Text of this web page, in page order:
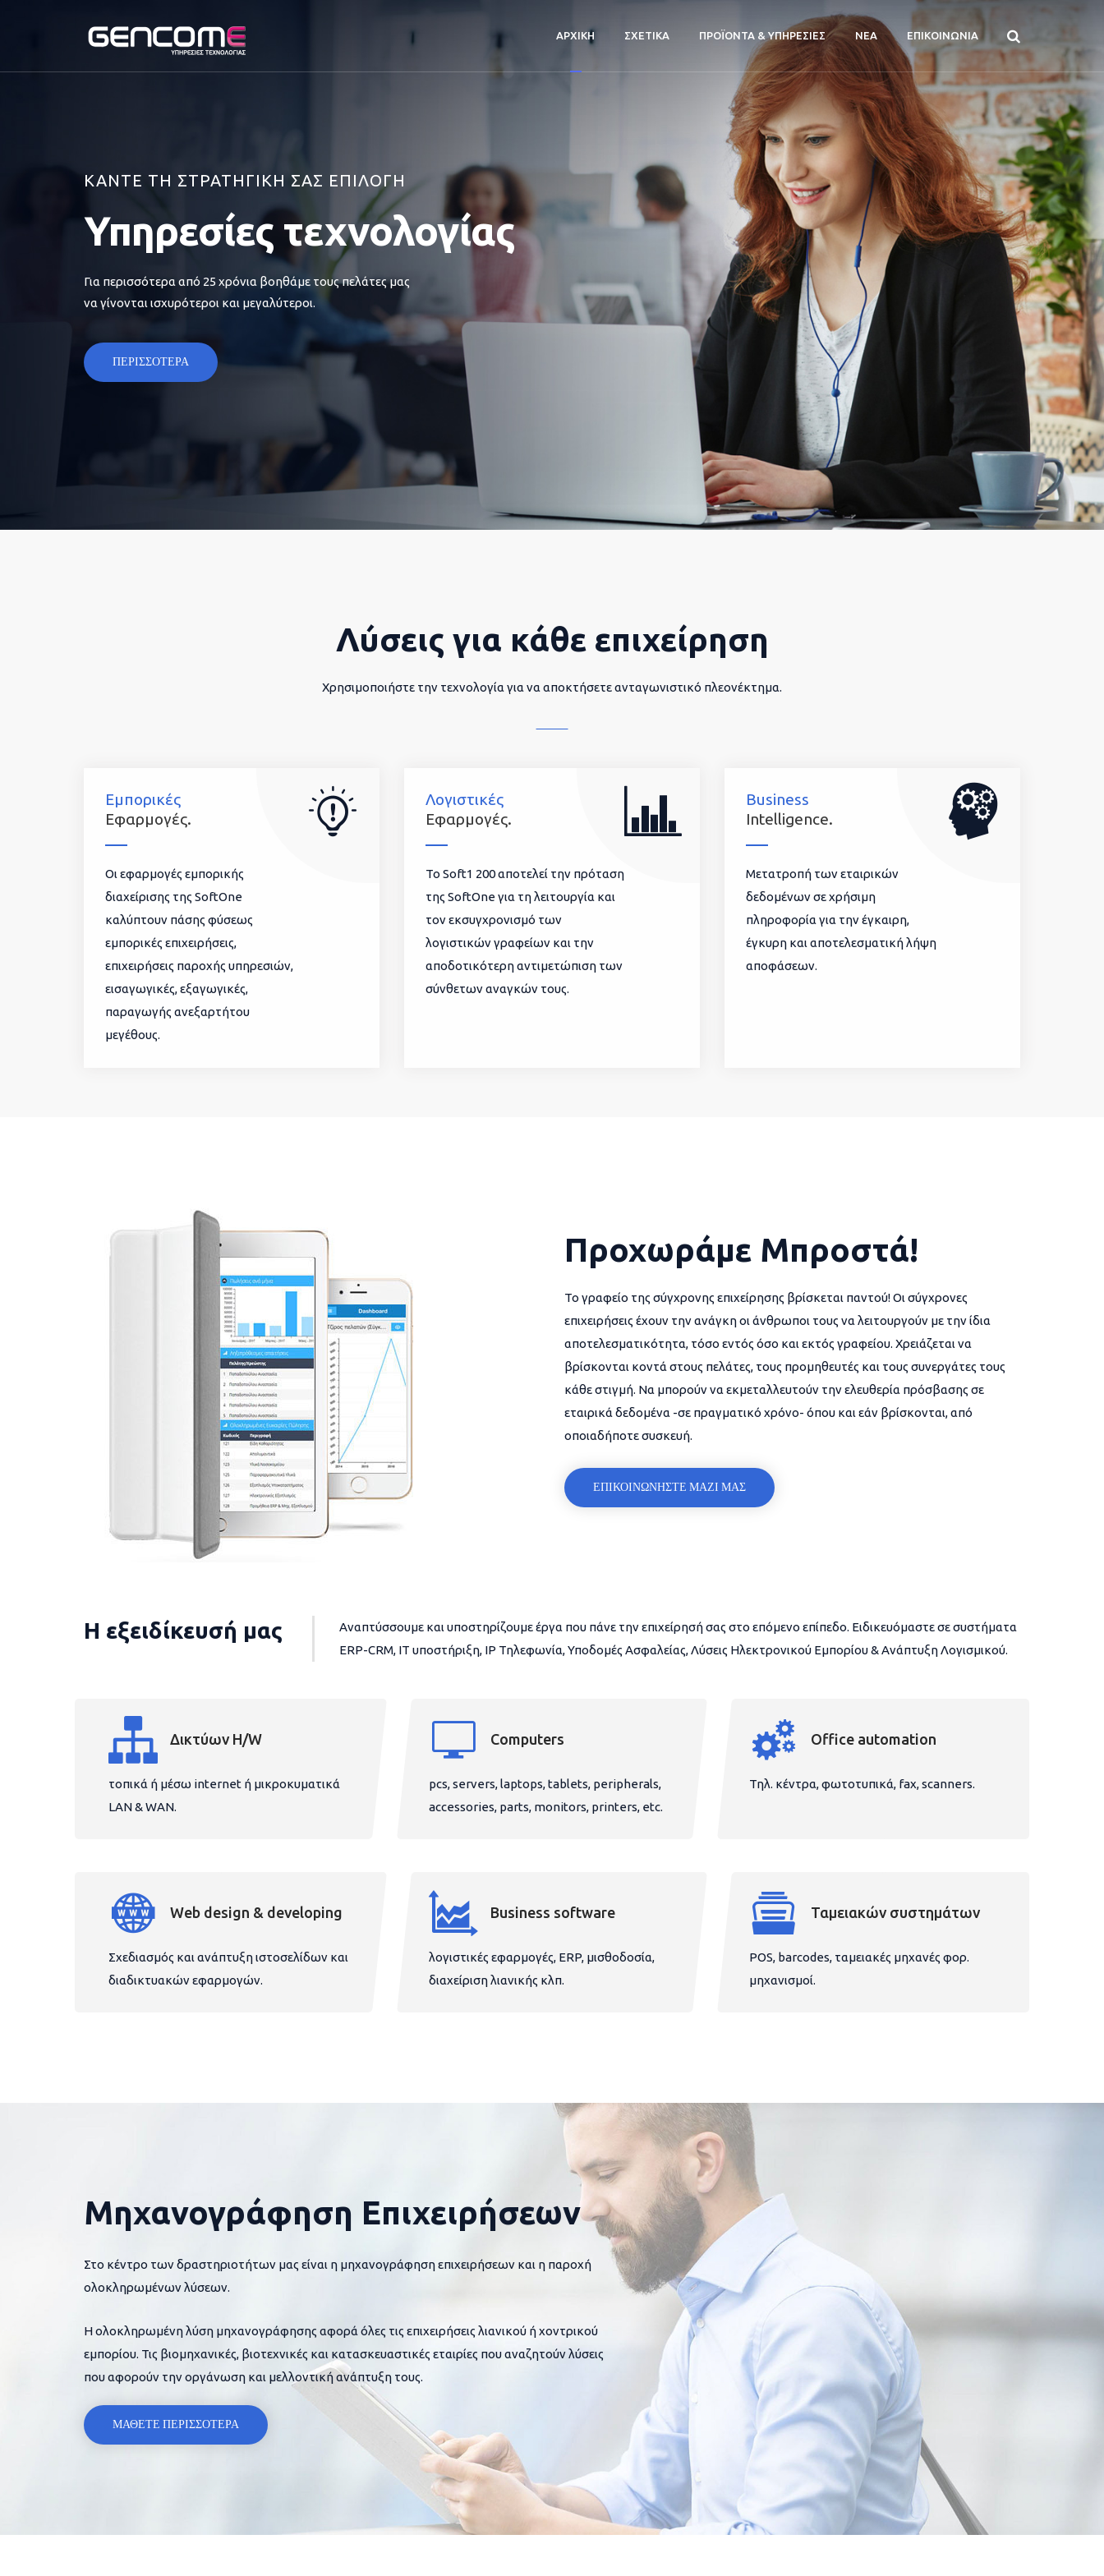
ΑΡΧΙΚΗ ΣΧΕΤΙΚΑ ΠΡΟΪΟΝΤΑ & ΥΠΗΡΕΣΙΕΣ ΝΕΑ ΕΠΙΚΟΙΝΩΝΙΑ
ΚΑΝΤΕ ΤΗ ΣΤΡΑΤΗΓΙΚΗ ΣΑΣ ΕΠΙΛΟΓΗ
Υπηρεσίες τεχνολογίας
Για περισσότερα από 25 χρόνια βοηθάμε τους πελάτες μας
να γίνονται ισχυρότεροι και μεγαλύτεροι.
ΠΕΡΙΣΣΟΤΕΡΑ
Λύσεις για κάθε επιχείρηση
Χρησιμοποιήστε την τεχνολογία για να αποκτήσετε ανταγωνιστικό πλεονέκτημα.
Εμπορικές
Εφαρμογές.
Οι εφαρμογές εμπορικής
διαχείρισης της SoftOne
καλύπτουν πάσης φύσεως
εμπορικές επιχειρήσεις,
επιχειρήσεις παροχής υπηρεσιών,
εισαγωγικές, εξαγωγικές,
παραγωγής ανεξαρτήτου
μεγέθους.
Λογιστικές
Εφαρμογές.
To Soft1 200 αποτελεί την πρόταση
της SoftOne για τη λειτουργία και
τον εκσυγχρονισμό των
λογιστικών γραφείων και την
αποδοτικότερη αντιμετώπιση των
σύνθετων αναγκών τους.
Business
Intelligence.
Μετατροπή των εταιρικών
δεδομένων σε χρήσιμη
πληροφορία για την έγκαιρη,
έγκυρη και αποτελεσματική λήψη
αποφάσεων.
Προχωράμε Μπροστά!
Το γραφείο της σύγχρονης επιχείρησης βρίσκεται παντού! Οι σύγχρονες
επιχειρήσεις έχουν την ανάγκη οι άνθρωποι τους να λειτουργούν με την ίδια
αποτελεσματικότητα, τόσο εντός όσο και εκτός γραφείου. Χρειάζεται να
βρίσκονται κοντά στους πελάτες, τους προμηθευτές και τους συνεργάτες τους
κάθε στιγμή. Να μπορούν να εκμεταλλευτούν την ελευθερία πρόσβασης σε
εταιρικά δεδομένα -σε πραγματικό χρόνο- όπου και εάν βρίσκονται, από
οποιαδήποτε συσκευή.
ΕΠΙΚΟΙΝΩΝΗΣΤΕ ΜΑΖΙ ΜΑΣ
Η εξειδίκευσή μας
Αναπτύσσουμε και υποστηρίζουμε έργα που πάνε την επιχείρησή σας στο επόμενο επίπεδο. Ειδικευόμαστε σε συστήματα
ERP-CRM, IT υποστήριξη, IP Τηλεφωνία, Υποδομές Ασφαλείας, Λύσεις Ηλεκτρονικού Εμπορίου & Ανάπτυξη Λογισμικού.
Δικτύων H/W
τοπικά ή μέσω internet ή μικροκυματικά
LAN & WAN.
Computers
pcs, servers, laptops, tablets, peripherals,
accessories, parts, monitors, printers, etc.
Office automation
Τηλ. κέντρα, φωτοτυπικά, fax, scanners.
Web design & developing
Σχεδιασμός και ανάπτυξη ιστοσελίδων και
διαδικτυακών εφαρμογών.
Business software
λογιστικές εφαρμογές, ERP, μισθοδοσία,
διαχείριση λιανικής κλπ.
Ταμειακών συστημάτων
POS, barcodes, ταμειακές μηχανές φορ.
μηχανισμοί.
Μηχανογράφηση Επιχειρήσεων
Στο κέντρο των δραστηριοτήτων μας είναι η μηχανογράφηση επιχειρήσεων και η παροχή
ολοκληρωμένων λύσεων.
Η ολοκληρωμένη λύση μηχανογράφησης αφορά όλες τις επιχειρήσεις λιανικού ή χοντρικού
εμπορίου. Τις βιομηχανικές, βιοτεχνικές και κατασκευαστικές εταιρίες που αναζητούν λύσεις
που αφορούν την οργάνωση και μελλοντική ανάπτυξη τους.
ΜΑΘΕΤΕ ΠΕΡΙΣΣΟΤΕΡΑ